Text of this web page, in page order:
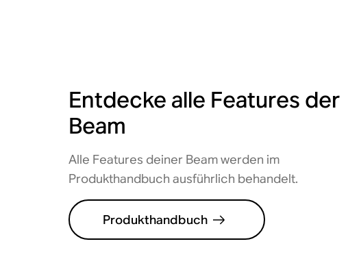
Entdecke alle Features der
Beam
Alle Features deiner Beam werden im
Produkthandbuch ausführlich behandelt.
Produkthandbuch